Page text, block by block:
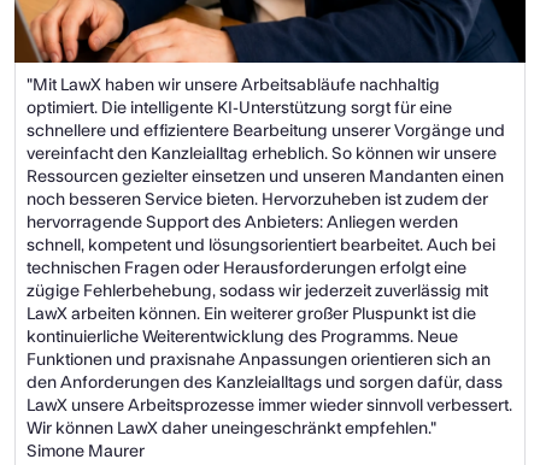
"Mit LawX haben wir unsere Arbeitsabläufe nachhaltig
optimiert. Die intelligente KI-Unterstützung sorgt für eine
schnellere und effizientere Bearbeitung unserer Vorgänge und
vereinfacht den Kanzleialltag erheblich. So können wir unsere
Ressourcen gezielter einsetzen und unseren Mandanten einen
noch besseren Service bieten. Hervorzuheben ist zudem der
hervorragende Support des Anbieters: Anliegen werden
schnell, kompetent und lösungsorientiert bearbeitet. Auch bei
technischen Fragen oder Herausforderungen erfolgt eine
zügige Fehlerbehebung, sodass wir jederzeit zuverlässig mit
LawX arbeiten können. Ein weiterer großer Pluspunkt ist die
kontinuierliche Weiterentwicklung des Programms. Neue
Funktionen und praxisnahe Anpassungen orientieren sich an
den Anforderungen des Kanzleialltags und sorgen dafür, dass
LawX unsere Arbeitsprozesse immer wieder sinnvoll verbessert.
Wir können LawX daher uneingeschränkt empfehlen."
Simone Maurer